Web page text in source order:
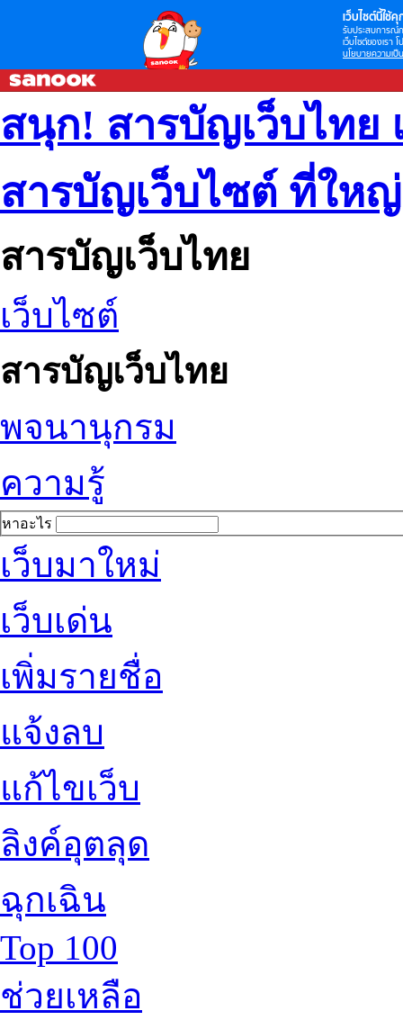
เว็บไซต์นี้ใช้คุ
รับประสบการณ์
เว็บไซต์ของเรา
นโยบายความเป็
สนุก! สารบัญเว็บไทย
สารบัญเว็บไซต์ ที่ให
สารบัญเว็บไทย
เว็บไซต์
สารบัญเว็บไทย
พจนานุกรม
ความรู้
หาอะไร
เว็บมาใหม่
เว็บเด่น
เพิ่มรายชื่อ
แจ้งลบ
แก้ไขเว็บ
ลิงค์อุตลุด
ฉุกเฉิน
Top 100
ช่วยเหลือ